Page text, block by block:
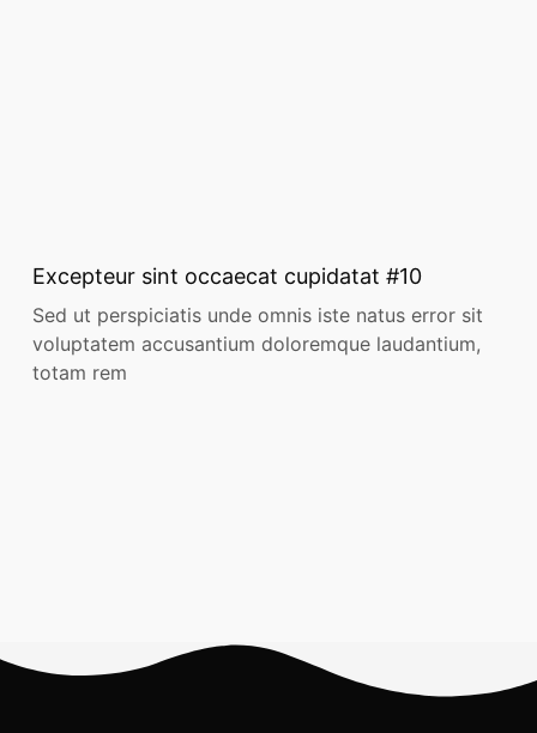
Excepteur sint occaecat cupidatat #10
Sed ut perspiciatis unde omnis iste natus error sit
voluptatem accusantium doloremque laudantium,
totam rem